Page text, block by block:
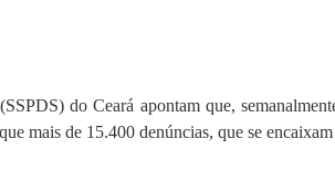
do Ceará apontam que,
mais de 15.400 denúncias, que se